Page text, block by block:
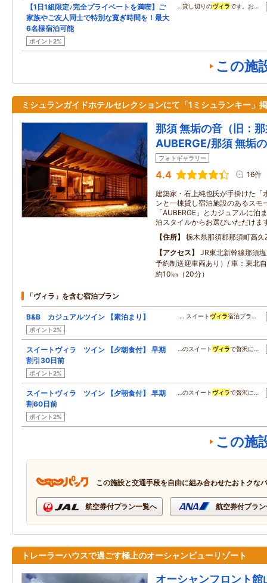
【1日1組限定♪完全プライベートを満喫】ご
家族やご友人同士で特別な寛ぎ時間を！最大
6名様宿泊可能
ポイント2%
…貸し切りのヴィラです。お…
この施
ミシュランガイドホテルセレクションにて「1ミシュランキー」
那須 無垢の音（旧：
AUBERGE/那須 無垢
フォトギャラリー
4.4 16件
建築家・石上純也氏が手掛けた「
ンと一棟貸し宿泊施設のあるスモ
「AUBERGE」とカジュアルに泊
泊スタイルからお選びいただけま
住所
栃木県那須郡那須町高
アクセス
JR東北新幹線那須
予約制送迎車両あり）/ 車：東北
約10㎞（20分）
「ヴィラ」を含む宿泊プラン
B&B カジュアルツイン 【素泊まり】
ポイント2%
… スイート ヴィラ宿泊プラ…
スイートヴィラ ツイン 【夕朝食付】 早期
割引30日前
ポイント2%
…のスイート ヴィラで贅沢に…
スイートヴィラ ツイン 【夕朝食付】 早期
割60日前
ポイント2%
…のスイート ヴィラで贅沢に…
この施
この施設と交通手段を自由に組み合わせたおトクな
航空券付プラン一覧へ 航空券付プラ
トレーラーハウスで過ごす極上のオーシャンビューリゾート
オーシャンフロント館